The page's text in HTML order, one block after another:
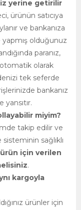
yerine getirilir
ürünün satıcıya
ve bankanıza
olduğunuz
paranız,
olarak
tek seferde
bankanız
miyim?
takip edilir ve
sisteminin sağlıklı
için verilen
.
kargoyla
ürünler için